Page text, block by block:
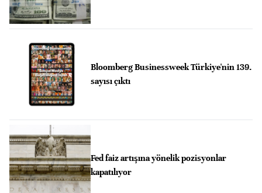
Bloomberg Businessweek Türkiye'nin 139.
sayısı çıktı
Fed faiz artışına yönelik pozisyonlar
kapatılıyor